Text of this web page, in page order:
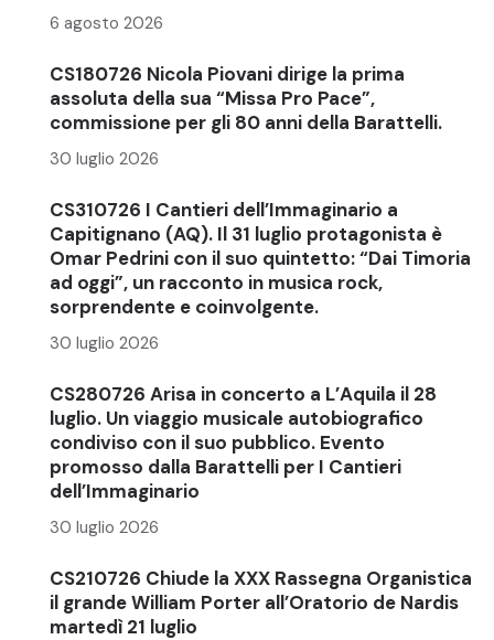
6 agosto 2026
CS180726 Nicola Piovani dirige la prima
assoluta della sua “Missa Pro Pace”,
commissione per gli 80 anni della Barattelli.
30 luglio 2026
CS310726 I Cantieri dell’Immaginario a
Capitignano (AQ). Il 31 luglio protagonista è
Omar Pedrini con il suo quintetto: “Dai Timoria
ad oggi”, un racconto in musica rock,
sorprendente e coinvolgente.
30 luglio 2026
CS280726 Arisa in concerto a L’Aquila il 28
luglio. Un viaggio musicale autobiografico
condiviso con il suo pubblico. Evento
promosso dalla Barattelli per I Cantieri
dell’Immaginario
30 luglio 2026
CS210726 Chiude la XXX Rassegna Organistica
il grande William Porter all’Oratorio de Nardis
martedì 21 luglio